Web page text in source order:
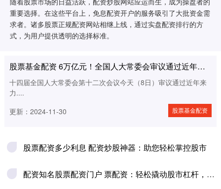
重要选择。在这些平台上，免息配资开户的服务吸引了大批资金需
求者。诸多股票正规配资网站相继上线，通过实盘配资排行的方
式，为用户提供透明的选择标准。
安全的股票配资平台 最新股票配资平台推荐，助你轻松配资
理财
股票基金配资 6万亿元！全国人大常委会审议通过近年来力度最大化债举措
十四届全国人大常委会第十二次会议今天（8日）审议通过近年来
力....
更新：2024-11-30
股票基金配资
股票配资多少利息 配资炒股神器：助您轻松掌控股市
配资知名股票配资门户 票配资：轻松撬动股市杠杆，实现财富增值